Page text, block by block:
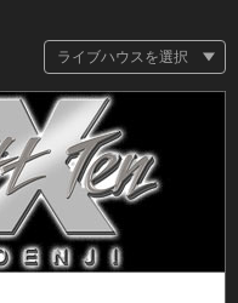
ライブハウスを選択